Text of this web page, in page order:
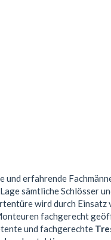
und erfahrende
sämtliche Schlösser
wird durch Einsatz
fachgerecht
und fachgerechte